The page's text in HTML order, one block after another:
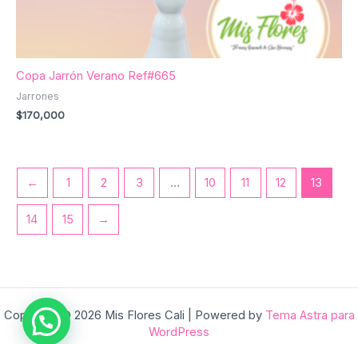
Copa Jarrón Verano Ref#665
Jarrones
$170,000
← 1 2 3 … 10 11 12 13
14 15 →
Copyright © 2026 Mis Flores Cali | Powered by Tema Astra para
WordPress